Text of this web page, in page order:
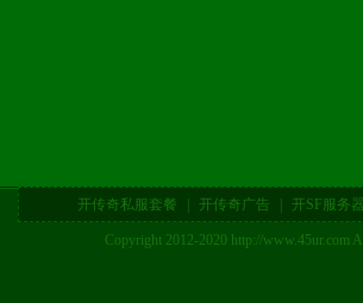
开传奇私服套餐 开传奇广告 开SF服务器
Copyright 2012-2020 http://